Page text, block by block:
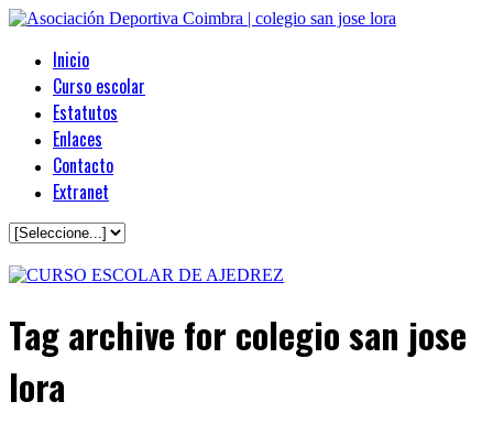
Inicio
Curso escolar
Estatutos
Enlaces
Contacto
Extranet
Tag archive for colegio san jose
lora